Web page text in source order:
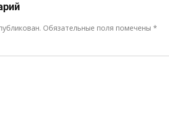
Обязательные поля помечены *